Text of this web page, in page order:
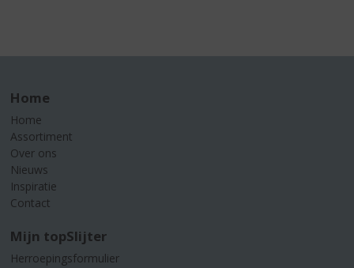
Home
Home
Assortiment
Over ons
Nieuws
Inspiratie
Contact
Mijn topSlijter
Herroepingsformulier